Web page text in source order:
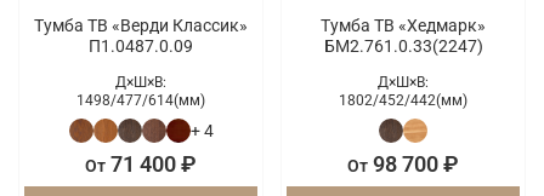
Тумба ТВ «Верди Классик»
П1.0487.0.09
Д×Ш×В:
1498/477/614(мм)
+ 4
От 71 400 ₽
Тумба ТВ «Хедмарк»
БМ2.761.0.33(2247)
Д×Ш×В:
1802/452/442(мм)
От 98 700 ₽